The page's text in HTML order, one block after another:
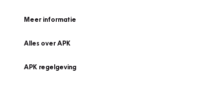
Meer informatie
Alles over APK
APK regelgeving